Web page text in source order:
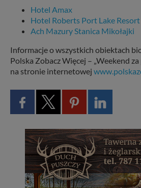
Hotel Amax
Hotel Roberts Port Lake Resort
Ach Mazury Stanica Mikołajki
Informacje o wszystkich obiektach
Polska Zobacz Więcej – „Weekend za
na stronie internetowej